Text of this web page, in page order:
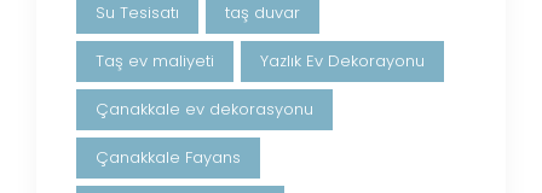
Su Tesisatı taş duvar
Taş ev maliyeti Yazlık Ev Dekorayonu
Çanakkale ev dekorasyonu
Çanakkale Fayans